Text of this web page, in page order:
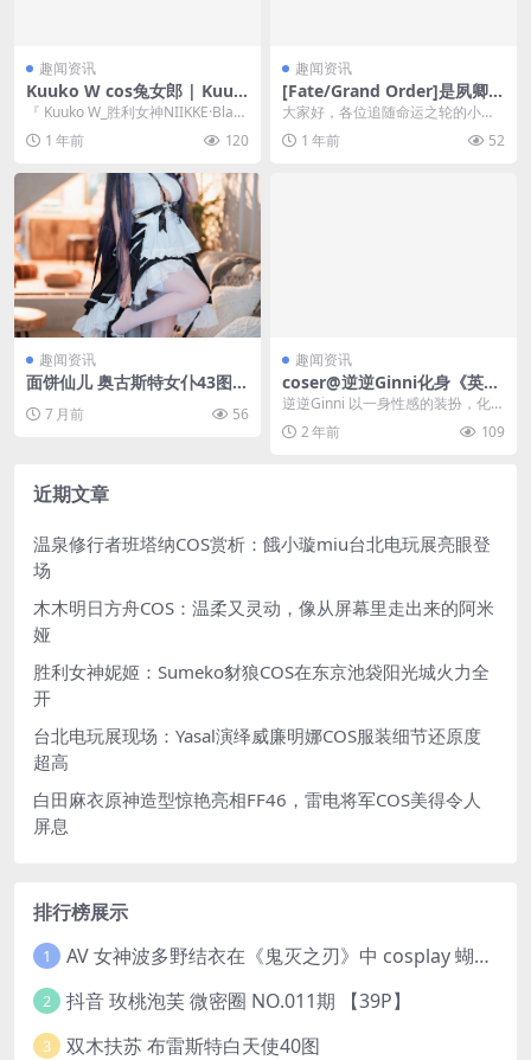
趣闻资讯
Kuuko W cos兔女郎 | Kuuk
o W_胜利女神NIIKKE·Blanc c
os [34P-134MB]
『 Kuuko W_胜利女神NIIKKE·Blanc
cos作品介绍 』「资源名...
1 年前 120
趣闻资讯
[Fate/Grand Order]是夙卿呀
cos光之高扬斯卡娅，绽放神
圣的光辉
大家好，各位追随命运之轮的小伙
伴们！今天我们来谈论的是一位光
芒四溢、美丽动人的c...
1 年前 52
趣闻资讯
面饼仙儿 奥古斯特女仆43图
7 月前 56
趣闻资讯
coser@逆逆Ginni化身《英雄
联盟》中的魅惑刺客“探戈灵
魂”伊芙琳
逆逆Ginni 以一身性感的装扮，化身
为《英雄联盟》中的“探戈灵魂”伊芙
琳，这一...
2 年前 109
近期文章
温泉修行者班塔纳COS赏析：餓小璇miu台北电玩展亮眼登
场
木木明日方舟COS：温柔又灵动，像从屏幕里走出来的阿米
娅
胜利女神妮姬：Sumeko豺狼COS在东京池袋阳光城火力全
开
台北电玩展现场：Yasal演绎威廉明娜COS服装细节还原度
超高
白田麻衣原神造型惊艳亮相FF46，雷电将军COS美得令人
屏息
排行榜展示
1 AV 女神波多野结衣在《鬼灭之刃》中 cosplay 蝴蝶忍 Kochou Shinobu
2 抖音 玫桃泡芙 微密圈 NO.011期 【39P】
3 双木扶苏 布雷斯特白天使40图